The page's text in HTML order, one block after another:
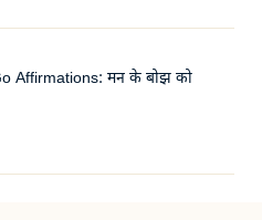
Affirmations: मन के बोझ को